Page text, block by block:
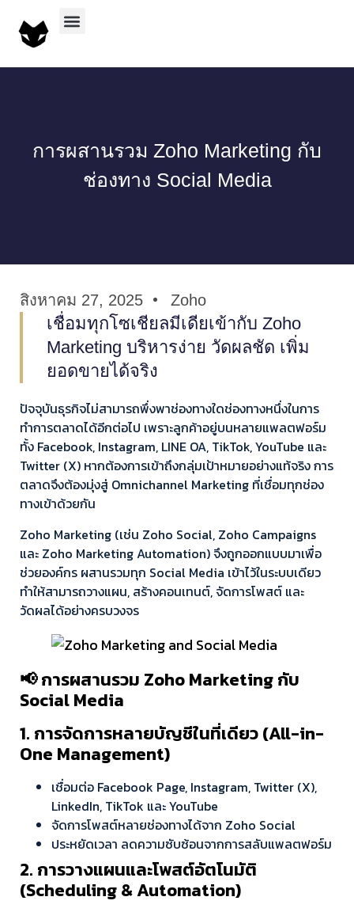
การผสานรวม Zoho Marketing กับ
ช่องทาง Social Media
สิงหาคม 27, 2025 Zoho
เชื่อมทุกโซเชียลมีเดียเข้ากับ Zoho
Marketing บริหารง่าย วัดผลชัด เพิ่ม
ยอดขายได้จริง
ปัจจุบันธุรกิจไม่สามารถพึ่งพาช่องทางใดช่องทางหนึ่งในการ
ทำการตลาดได้อีกต่อไป เพราะลูกค้าอยู่บนหลายแพลตฟอร์ม
ทั้ง Facebook, Instagram, LINE OA, TikTok, YouTube และ
Twitter (X) หากต้องการเข้าถึงกลุ่มเป้าหมายอย่างแท้จริง การ
ตลาดจึงต้องมุ่งสู่ Omnichannel Marketing ที่เชื่อมทุกช่อง
ทางเข้าด้วยกัน
Zoho Marketing (เช่น Zoho Social, Zoho Campaigns
และ Zoho Marketing Automation) จึงถูกออกแบบมาเพื่อ
ช่วยองค์กร ผสานรวมทุก Social Media เข้าไว้ในระบบเดียว
ทำให้สามารถวางแผน, สร้างคอนเทนต์, จัดการโพสต์ และ
วัดผลได้อย่างครบวงจร
📢 การผสานรวม Zoho Marketing กับ
Social Media
1. การจัดการหลายบัญชีในที่เดียว (All-in-
One Management)
เชื่อมต่อ Facebook Page, Instagram, Twitter (X),
LinkedIn, TikTok และ YouTube
จัดการโพสต์หลายช่องทางได้จาก Zoho Social
ประหยัดเวลา ลดความซับซ้อนจากการสลับแพลตฟอร์ม
2. การวางแผนและโพสต์อัตโนมัติ
(Scheduling & Automation)